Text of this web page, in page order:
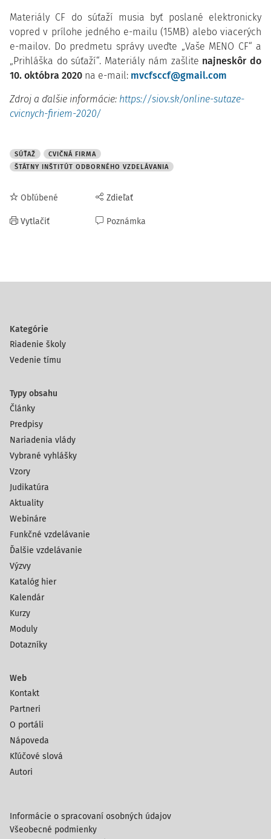
Materiály CF do súťaží musia byť poslané elektronicky
vopred v prílohe jedného e-mailu (15MB) alebo viacerých
e-mailov. Do predmetu správy uveďte „Vaše MENO CF“ a
„Prihláška do súťaží“. Materiály nám zašlite najneskôr do
10. októbra 2020 na e-mail: mvcfsccf@gmail.com
Zdroj a ďalšie informácie: https://siov.sk/online-sutaze-
cvicnych-firiem-2020/
SÚŤAŽ
CVIČNÁ FIRMA
ŠTÁTNY INŠTITÚT ODBORNÉHO VZDELÁVANIA
Obľúbené
Vytlačiť
Zdieľať
Poznámka
Kategórie
Riadenie školy
Vedenie tímu
Typy obsahu
Články
Predpisy
Nariadenia vlády
Vybrané vyhlášky
Vzory
Judikatúra
Aktuality
Webináre
Funkčné vzdelávanie
Ďalšie vzdelávanie
Výzvy
Katalóg hier
Kalendár
Kurzy
Moduly
Dotazníky
Web
Kontakt
Partneri
O portáli
Nápoveda
Kľúčové slová
Autori
Informácie o spracovaní osobných údajov
Všeobecné podmienky